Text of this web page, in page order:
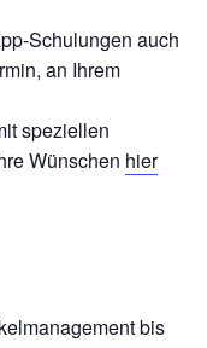
Schulungen auch
an Ihrem
speziellen
Wünschen hier
bis